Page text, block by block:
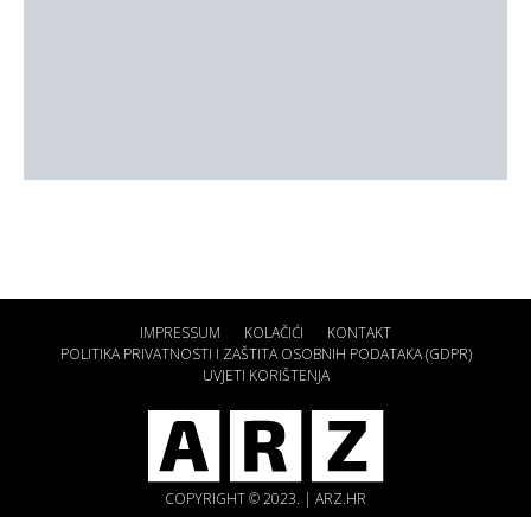
IMPRESSUM KOLAČIĆI
KONTAKT
POLITIKA PRIVATNOSTI I ZAŠTITA OSOBNIH PODATAKA (GDPR)
UVJETI KORIŠTENJA
COPYRIGHT © 2023. | ARZ.HR